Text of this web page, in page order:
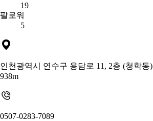
19
팔로워
5
인천광역시 연수구 용담로 11, 2층 (청학동)
938m
0507-0283-7089